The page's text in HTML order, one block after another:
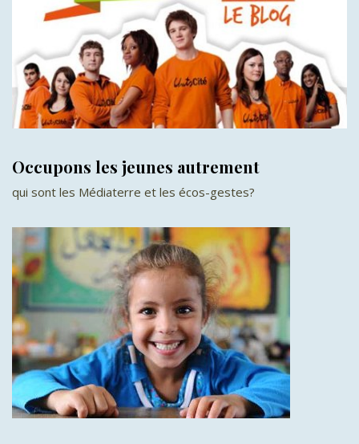
Occupons les jeunes autrement
qui sont les Médiaterre et les écos-gestes?